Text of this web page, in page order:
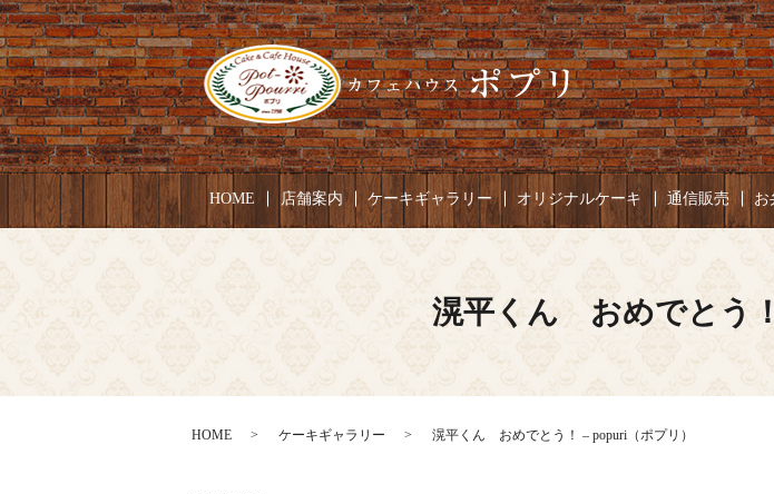
HOME 店舗案内 ケーキギャラリー オリジナルケーキ 通信販売 お
滉平くん おめでとう
HOME ケーキギャラリー 滉平くん おめでとう！ – popuri（ポプリ）